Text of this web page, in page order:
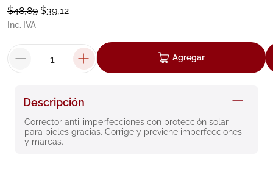
$48,89 $39,12
Inc. IVA
Agregar
Descripción
Corrector anti-imperfecciones con protección solar
para pieles gracias. Corrige y previene imperfecciones
y marcas.
3. bioderma
cerave
7. isdin
8. roche posay
9. megacistin